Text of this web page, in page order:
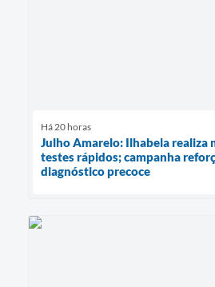
Há 20 horas
Julho Amarelo: Ilhabela realiza
testes rápidos; campanha
diagnóstico precoce